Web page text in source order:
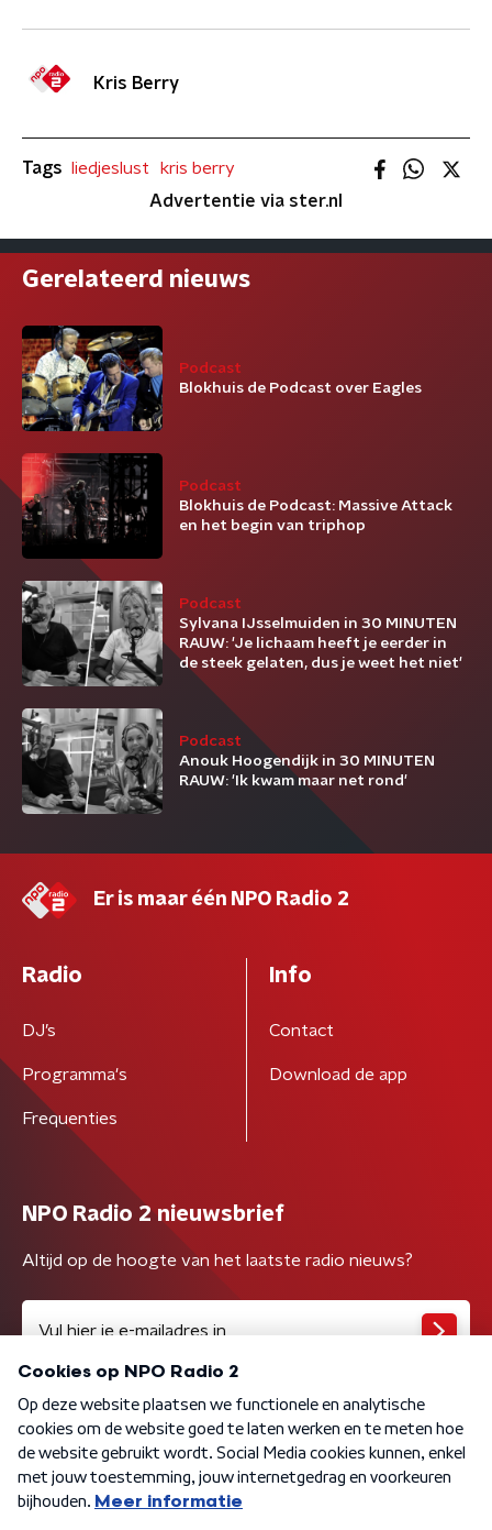
Kris Berry
Tags liedjeslust
kris berry
Advertentie via ster.nl
Gerelateerd nieuws
Podcast
Blokhuis de Podcast over Eagles
Podcast
Blokhuis de Podcast: Massive Attack
en het begin van triphop
Podcast
Sylvana IJsselmuiden in 30 MINUTEN
RAUW: 'Je lichaam heeft je eerder in
de steek gelaten, dus je weet het niet'
Podcast
Anouk Hoogendijk in 30 MINUTEN
RAUW: 'Ik kwam maar net rond'
Er is maar één NPO Radio 2
Radio
DJ’s
Programma's
Frequenties
Info
Contact
Download de app
NPO Radio 2 nieuwsbrief
Altijd op de hoogte van het laatste radio nieuws?
Algemene voorwaarden